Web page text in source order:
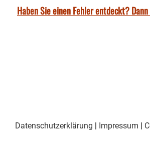
Haben Sie einen Fehler entdeckt?
Datenschutzerklärung | Impressum |